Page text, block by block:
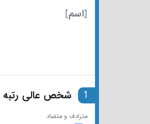
[اسم]
1 شخص عالی رتبه
مترادف و متضاد